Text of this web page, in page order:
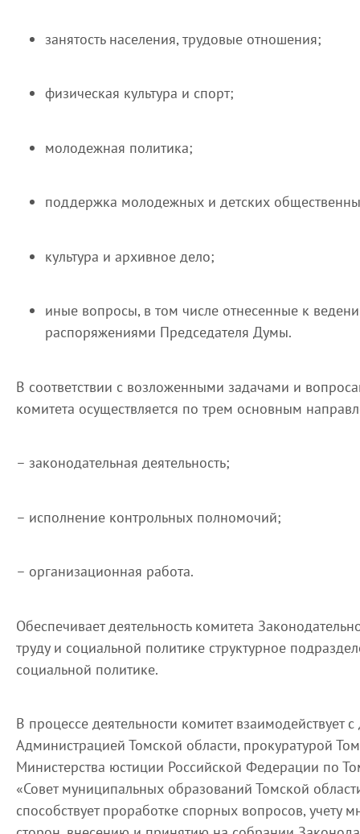
занятость населения, трудовые отношения;
физическая культура и спорт;
молодежная политика;
поддержка молодежных и детских
культура и архивное дело;
иные вопросы, в том числе отнесенные к
распоряжениями Председателя Думы.
В соответствии с возложенными задачами и
комитета осуществляется по трем основным
– законодательная деятельность;
– исполнение контрольных полномочий;
– организационная работа.
Обеспечивает деятельность комитета
труду и социальной политике структурное
социальной политике.
В процессе деятельности комитет взаимодействует
Администрацией Томской области, прокуратурой
Министерства юстиции Российской Федерации по
«Совет муниципальных образований Томской
способствует проработке спорных вопросов, учету